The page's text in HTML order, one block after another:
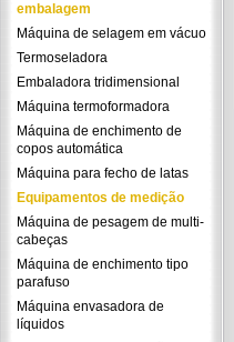
embalagem
Máquina de selagem em vácuo
Termoseladora
Embaladora tridimensional
Máquina termoformadora
Máquina de enchimento de
copos automática
Máquina para fecho de latas
Equipamentos de medição
Máquina de pesagem de multi-
cabeças
Máquina de enchimento tipo
parafuso
Máquina envasadora de
líquidos